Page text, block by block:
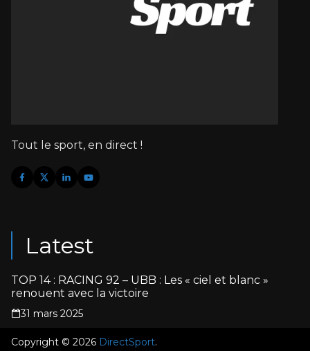
Tout le sport, en direct !
Latest
TOP 14 : RACING 92 – UBB : Les « ciel et blanc »
renouent avec la victoire
31 mars 2025
Copyright © 2026 DirectSport.